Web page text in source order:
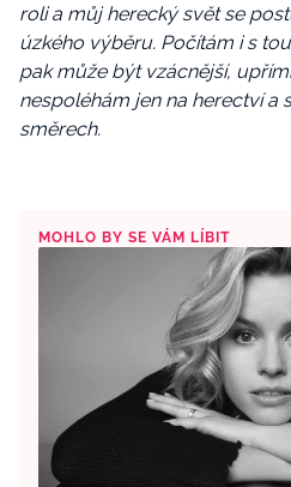
roli a můj herecký svět se
úzkého výběru. Počítám i s
pak může být vzácnější,
nespoléhám jen na herectví a
směrech.
MOHLO BY SE VÁM LÍBIT